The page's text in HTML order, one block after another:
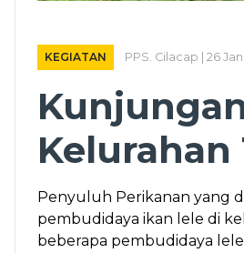
KEGIATAN PPS. Cilacap | 26
Penyuluh Perikanan yang
pembudidaya ikan lele di
beberapa pembudidaya